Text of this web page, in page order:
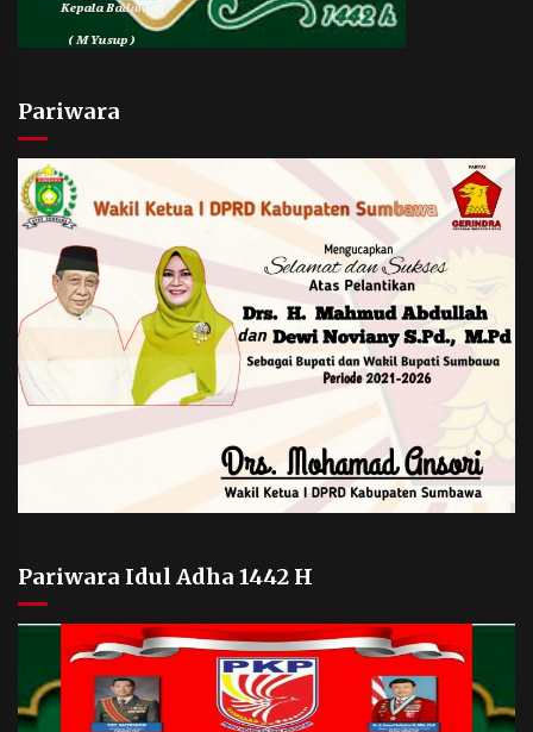
Pariwara
Pariwara Idul Adha 1442 H